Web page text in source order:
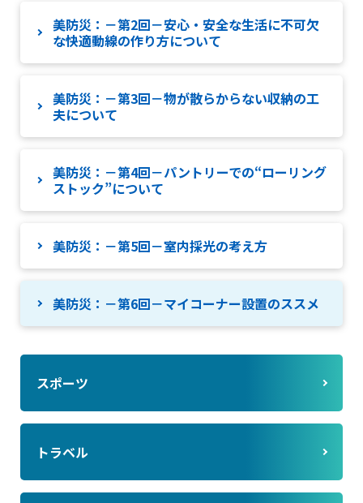
美防災：－第2回－安心・安全な生活に不可欠
な快適動線の作り方について
美防災：－第3回－物が散らからない収納の工
夫について
美防災：－第4回－パントリーでの“ローリング
ストック”について
美防災：－第5回－室内採光の考え方
美防災：－第6回－マイコーナー設置のススメ
スポーツ
トラベル